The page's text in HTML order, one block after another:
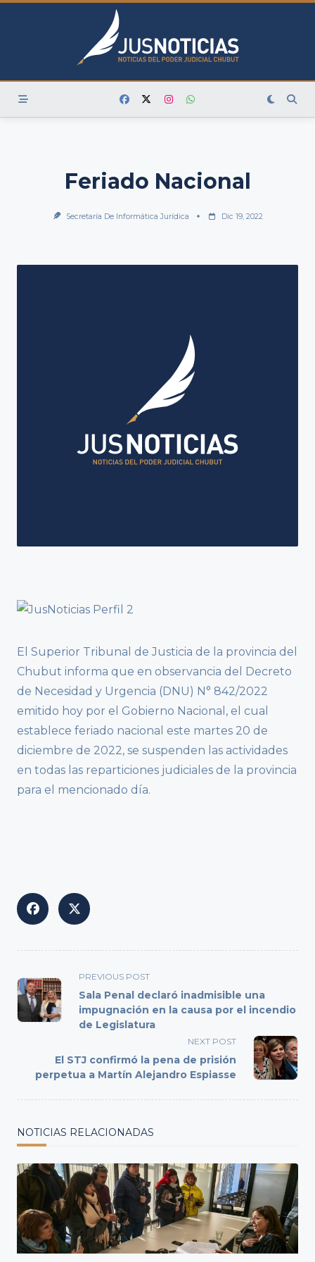
Skip
Feriado Nacional
Secretaría De Informática Jurídica Dic 19, 2022
El Superior Tribunal de Justicia de la provincia del
Chubut informa que en observancia del Decreto
de Necesidad y Urgencia (DNU) N° 842/2022
emitido hoy por el Gobierno Nacional, el cual
establece feriado nacional este martes 20 de
diciembre de 2022, se suspenden las actividades
en todas las reparticiones judiciales de la provincia
para el mencionado día.
<span
class="nav-
subtitle
screen-
text">Page</span>
PREVIOUS POST
Sala Penal declaró inadmisible una
impugnación en la causa por el incendio
de Legislatura
NEXT POST
El STJ confirmó la pena de prisión
perpetua a Martín Alejandro Espiasse
NOTICIAS RELACIONADAS